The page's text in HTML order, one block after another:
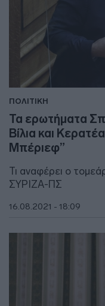
ΠΟΛΙΤΙΚΗ
Τα ερωτήματα
Βίλια και
Μπέριεφ”
Τι αναφέρει ο
ΣΥΡΙΖΑ-ΠΣ
16.08.2021 - 18:09